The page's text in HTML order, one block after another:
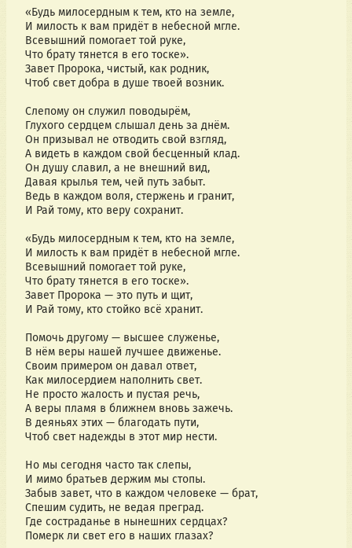
«Будь милосердным к тем, кто на земле,
И милость к вам придёт в небесной мгле.
Всевышний помогает той руке,
Что брату тянется в его тоске».
Завет Пророка, чистый, как родник,
Чтоб свет добра в душе твоей возник.
Слепому он служил поводырём,
Глухого сердцем слышал день за днём.
Он призывал не отводить свой взгляд,
А видеть в каждом свой бесценный клад.
Он душу славил, а не внешний вид,
Давая крылья тем, чей путь забыт.
Ведь в каждом воля, стержень и гранит,
И Рай тому, кто веру сохранит.
«Будь милосердным к тем, кто на земле,
И милость к вам придёт в небесной мгле.
Всевышний помогает той руке,
Что брату тянется в его тоске».
Завет Пророка — это путь и щит,
И Рай тому, кто стойко всё хранит.
Помочь другому — высшее служенье,
В нём веры нашей лучшее движенье.
Своим примером он давал ответ,
Как милосердием наполнить свет.
Не просто жалость и пустая речь,
А веры пламя в ближнем вновь зажечь.
В деяньях этих — благодать пути,
Чтоб свет надежды в этот мир нести.
Но мы сегодня часто так слепы,
И мимо братьев держим мы стопы.
Забыв завет, что в каждом человеке — брат,
Спешим судить, не ведая преград.
Где состраданье в нынешних сердцах?
Померк ли свет его в наших глазах?